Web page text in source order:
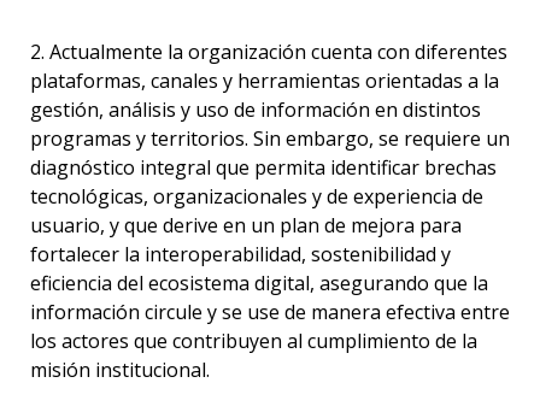
2. Actualmente la organización cuenta con diferentes
plataformas, canales y herramientas orientadas a la
gestión, análisis y uso de información en distintos
programas y territorios. Sin embargo, se requiere un
diagnóstico integral que permita identificar brechas
tecnológicas, organizacionales y de experiencia de
usuario, y que derive en un plan de mejora para
fortalecer la interoperabilidad, sostenibilidad y
eficiencia del ecosistema digital, asegurando que la
información circule y se use de manera efectiva entre
los actores que contribuyen al cumplimiento de la
misión institucional.